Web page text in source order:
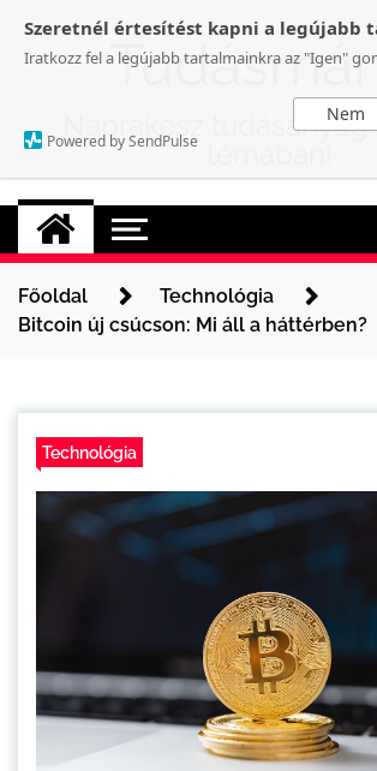
Szeretnél értesítést kapni a legújabb
Iratkozz fel a legújabb tartalmainkra az "Igen"
Nem
Powered by SendPulse
content
Naprakész
Főoldal
Technológia
Bitcoin új csúcson: Mi áll a háttérben?
Technológia